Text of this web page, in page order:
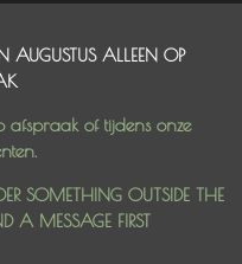
ALLEEN OP
of tijdens onze
SOMETHING OUTSIDE THE
A MESSAGE FIRST